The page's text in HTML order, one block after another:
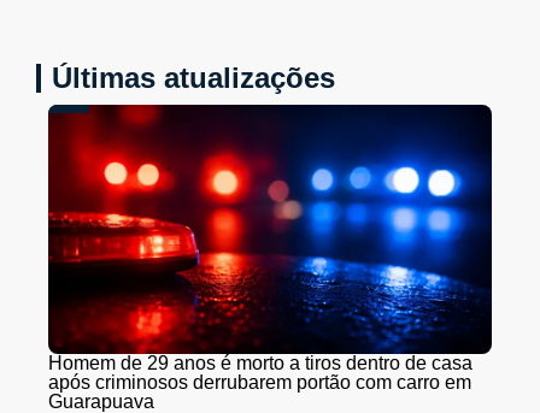
Últimas atualizações
Homem de 29 anos é morto a tiros dentro de casa
após criminosos derrubarem portão com carro em
Guarapuava